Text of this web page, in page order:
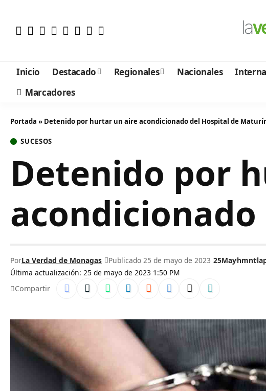
Inicio Destacado Regionales Nacionales
Marcadores
Portada » Detenido por hurtar un aire acondicionado del Hospital de
SUCESOS
Detenido por
Última actualización: 25 de mayo de 2023 1:50 PM
PorLa Verdad de Monagas Publicado 25 de mayo de 2023 25Mayhmnt
Compartir